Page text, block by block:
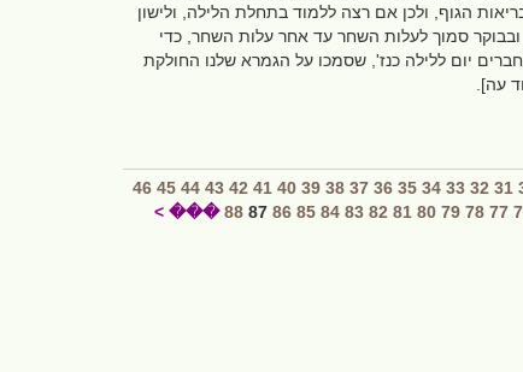
הגוף, ולכן אם רצה ללמוד בתחלת הלילה, ולישון
סמוך לעלות השחר עד אחר עלות השחר, כדי
יום ללילה כנז', שסמכו על הגמרא שלנו החולקת
עה].
31
32
33
34
35
36
37
38
39
40
41
42
43
44
45
46
77
78
79
80
81
82
83
84
85
86
87
88
��� >